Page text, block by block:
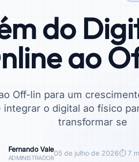
do
ao
Off-lin para um
integrar o digital ao físico
transformar se
Fernando Vale
ADMINISTRADOR
05 de julho de 2026⏱ 7